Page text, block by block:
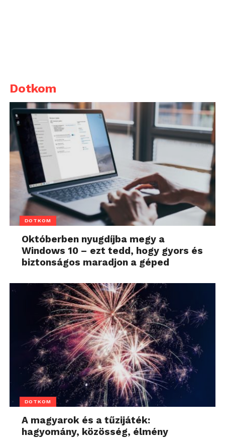
Dotkom
DOTKOM
Októberben nyugdíjba megy a
Windows 10 – ezt tedd, hogy gyors és
biztonságos maradjon a géped
DOTKOM
A magyarok és a tűzijáték:
hagyomány, közösség, élmény